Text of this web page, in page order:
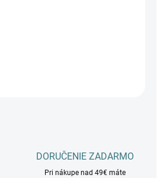
DORUČENIE ZADARMO
Pri nákupe nad 49€ máte